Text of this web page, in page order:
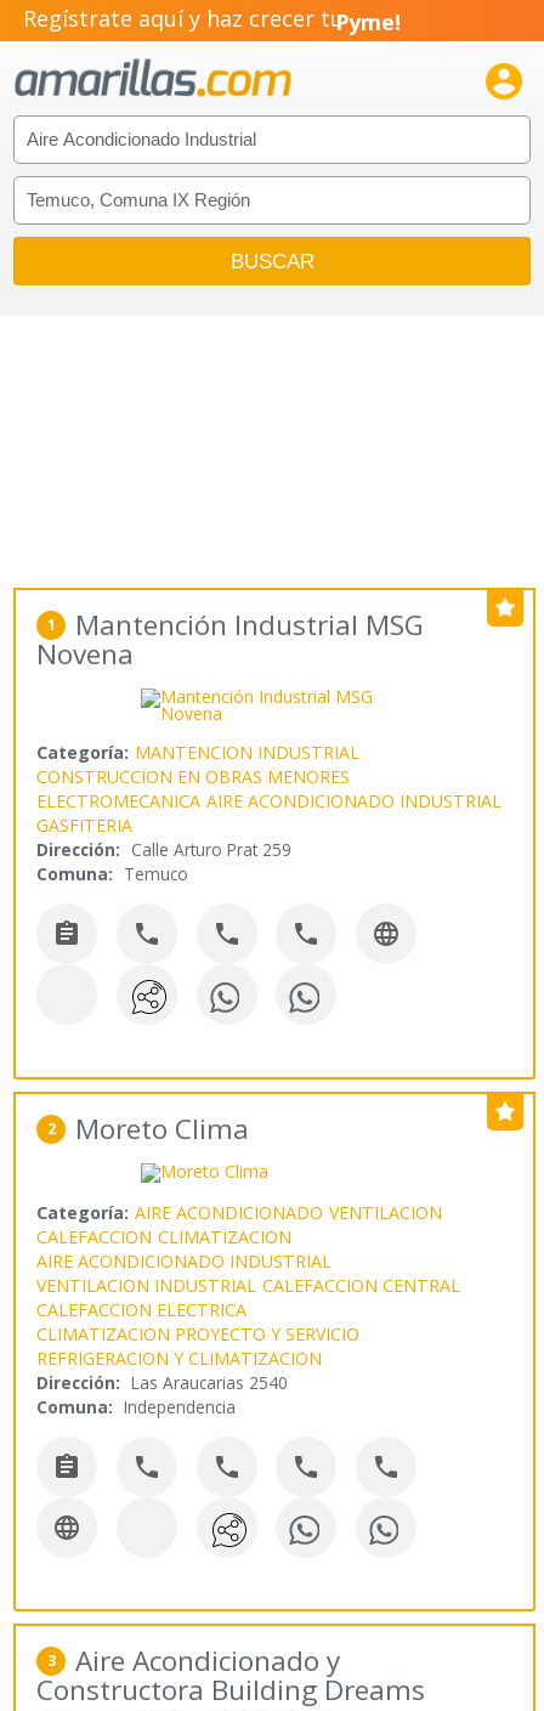
Regístrate aquí y haz crecer tuPyme!
Emprendimiento!

1 Mantención Industrial MSG
Novena
Categoría: MANTENCION INDUSTRIAL
CONSTRUCCION EN OBRAS MENORES
ELECTROMECANICA AIRE ACONDICIONADO INDUSTRIAL
GASFITERIA
Dirección: Calle Arturo Prat 259
Comuna: Temuco
    
2 Moreto Clima
Categoría: AIRE ACONDICIONADO VENTILACION
CALEFACCION CLIMATIZACION
AIRE ACONDICIONADO INDUSTRIAL
VENTILACION INDUSTRIAL CALEFACCION CENTRAL
CALEFACCION ELECTRICA
CLIMATIZACION PROYECTO Y SERVICIO
REFRIGERACION Y CLIMATIZACION
Dirección: Las Araucarias 2540
Comuna: Independencia
    

3 Aire Acondicionado y
Constructora Building Dreams